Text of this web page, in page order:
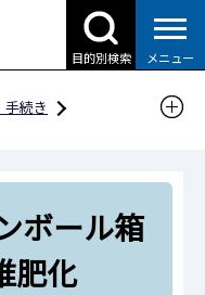
目的別検索 メニュー
手続き
の取組
で生ごみ減量・堆肥
ボール箱
肥化